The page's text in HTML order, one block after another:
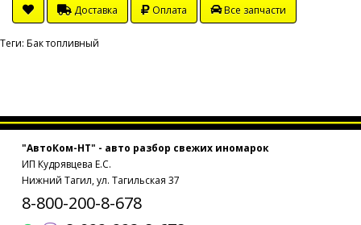
Доставка Оплата Все запчасти
Теги: Бак топливный
"АвтоКом-НТ" - авто разбор свежих иномарок
ИП Кудрявцева Е.С.
Нижний Тагил, ул. Тагильская 37
8-800-200-8-678